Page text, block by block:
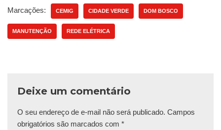
Marcações: CEMIG CIDADE VERDE DOM BOSCO
MANUTENÇÃO REDE ELÉTRICA
Deixe um comentário
O seu endereço de e-mail não será publicado. Campos
obrigatórios são marcados com *